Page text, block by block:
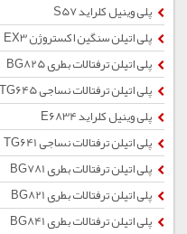
پلی وینیل کلراید S57
پلی اتیلن سنگین اکستروژن EX3
پلی اتیلن ترفتالات بطری BG825
پلی اتیلن ترفتالات نساجی TG645
پلی وینیل کلراید E6834
پلی اتیلن ترفتالات نساجی TG641
پلی اتیلن ترفتالات بطری BG781
پلی اتیلن ترفتالات بطری BG821
پلی اتیلن ترفتالات بطری BG841